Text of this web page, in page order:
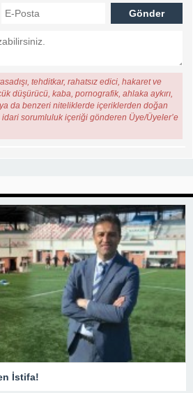
tehditkar, rahatsız edici, hakaret ve
düşürücü, kaba, pornografik, ahlaka aykırı,
da benzeri niteliklerde içeriklerden doğan
sorumluluk içeriği gönderen Üye/Üyeler’e
İstifa!